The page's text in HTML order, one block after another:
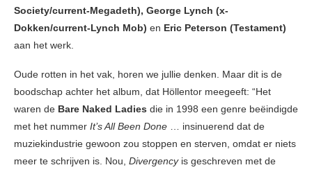
Society/current-Megadeth), George Lynch (x-
Dokken/current-Lynch Mob) en Eric Peterson (Testament)
aan het werk.
Oude rotten in het vak, horen we jullie denken. Maar dit is de
boodschap achter het album, dat Höllentor meegeeft: “Het
waren de Bare Naked Ladies die in 1998 een genre beëindigde
met het nummer It’s All Been Done … insinuerend dat de
muziekindustrie gewoon zou stoppen en sterven, omdat er niets
meer te schrijven is. Nou, Divergencyis geschreven met de